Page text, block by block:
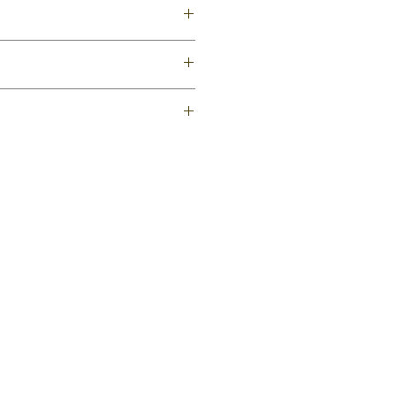
da ypperlig for aktivitet.
(brenningstrykk sort)